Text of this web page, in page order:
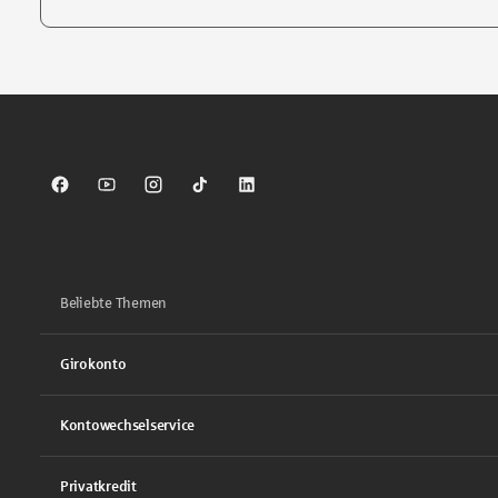
Sparkasse auf Facebook
Sparkasse auf Youtube
Sparkasse auf Instagram
Sparkasse auf TikTok
Sparkasse auf LinkedIn
Beliebte Themen
Girokonto
Kontowechselservice
Privatkredit